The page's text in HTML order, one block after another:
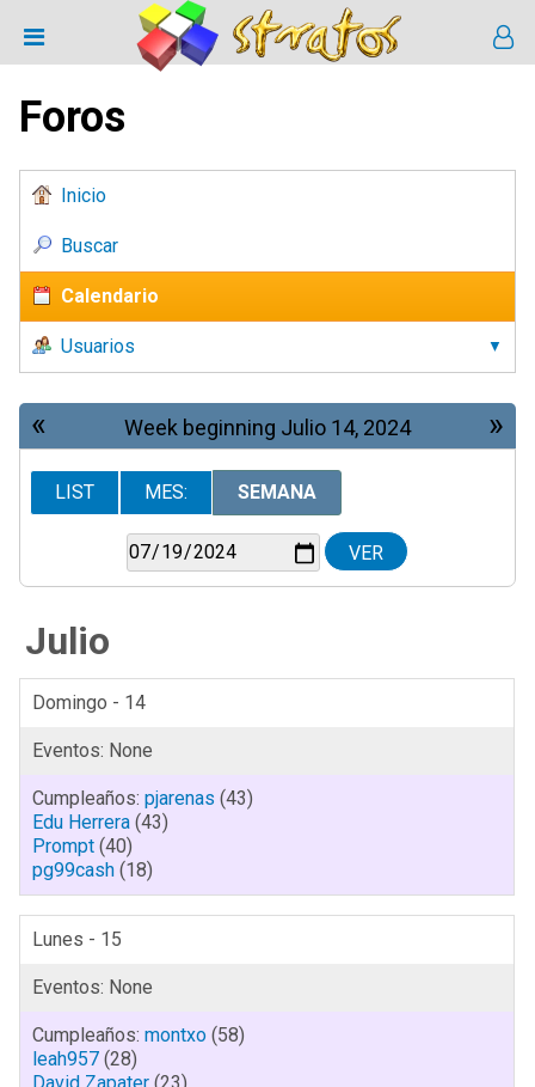
Foros
Inicio
Buscar
Calendario
Usuarios
« »
Week beginning Julio 14, 2024
LIST MES: SEMANA
Julio
Domingo - 14
pjarenas (43)
Edu Herrera (43)
Prompt (40)
pg99cash (18)
Lunes - 15
montxo (58)
leah957 (28)